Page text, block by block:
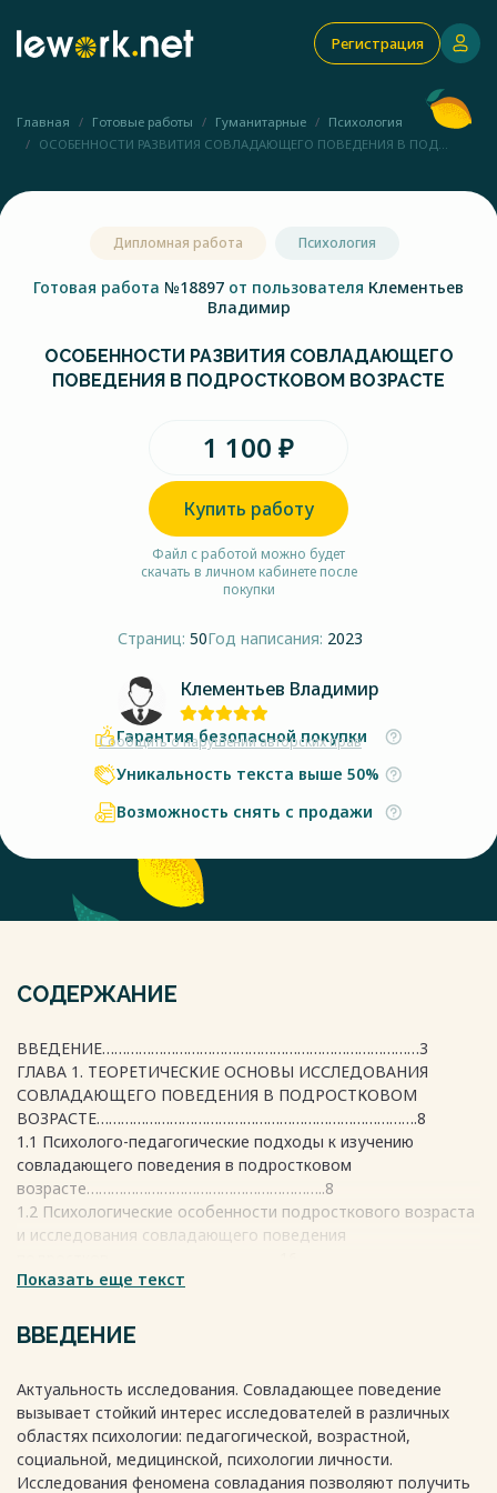
Регистрация
Главная Готовые работы Гуманитарные
Психология
ОСОБЕННОСТИ РАЗВИТИЯ СОВЛАДАЮЩЕГО ПОВЕДЕНИЯ В ПОД...
Дипломная работа Психология
Готовая работа №18897 от пользователя Клементьев
Владимир
ОСОБЕННОСТИ РАЗВИТИЯ СОВЛАДАЮЩЕГО
ПОВЕДЕНИЯ В ПОДРОСТКОВОМ ВОЗРАСТЕ
1 100 ₽
Купить работу
Файл с работой можно будет
скачать в личном кабинете после
покупки
Страниц: 50Год написания: 2023
Клементьев Владимир
Сообщить о нарушении авторских прав
Гарантия безопасной покупки
Уникальность текста выше 50%
Возможность снять с продажи
СОДЕРЖАНИЕ
ВВЕДЕНИЕ……………………………………………………………………3
ГЛАВА 1. ТЕОРЕТИЧЕСКИЕ ОСНОВЫ ИССЛЕДОВАНИЯ
СОВЛАДАЮЩЕГО ПОВЕДЕНИЯ В ПОДРОСТКОВОМ
ВОЗРАСТЕ…………………………………………………………………….8
1.1 Психолого-педагогические подходы к изучению
совладающего поведения в подростковом
возрасте…………………………………………………..8
1.2 Психологические особенности подросткового возраста
и исследования совладающего поведения
ГЛАВА 2. ЭКСПЕРИМЕНТАЛЬНОЕ ИССЛЕДОВАНИЕ
В ПОДРОСТКОВОМ ВОЗРАСТЕ……………………………………………25
2.1. Организация, методики и результаты исследования
подростков……………………………………...25
2.2. Программа по развитию стратегий совладающего
поведения у
подростков……………………………………………………………………..37
Показать еще текст
ВВЕДЕНИЕ
Актуальность исследования. Совладающее поведение
вызывает стойкий интерес исследователей в различных
областях психологии: педагогической, возрастной,
социальной, медицинской, психологии личности.
Исследования феномена совладания позволяют получить